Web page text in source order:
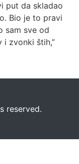
put da skladao
Bio je to pravi
sam sve od
i zvonki štih,”
reserved.